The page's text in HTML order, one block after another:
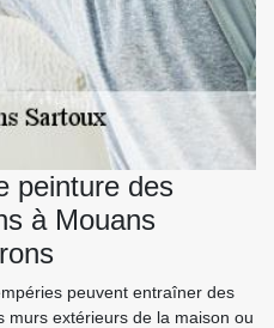
peinture des
à Mouans
peuvent entraîner des
murs extérieurs de la maison ou